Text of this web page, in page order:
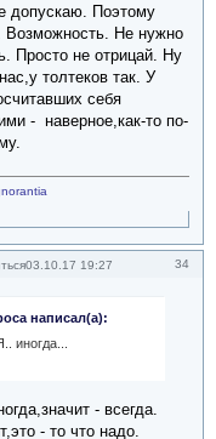
допускаю. Поэтому
Не нужно
Просто не отрицай. Ну
толтеков так. У
себя
- наверное,как-то по-
34
03.10.17 19:27
написал(а):
иногда...
- всегда.
- то что надо.